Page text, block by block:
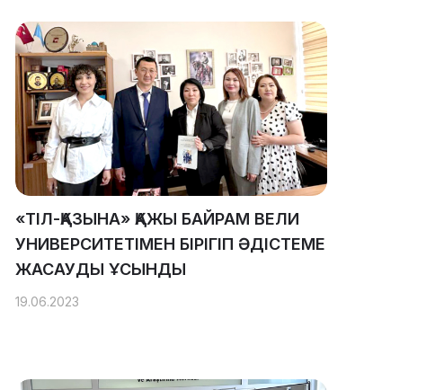
«ТІЛ-ҚАЗЫНА» ҚАЖЫ БАЙРАМ ВЕЛИ
УНИВЕРСИТЕТІМЕН БІРІГІП ӘДІСТЕМЕ
ЖАСАУДЫ ҰСЫНДЫ
19.06.2023